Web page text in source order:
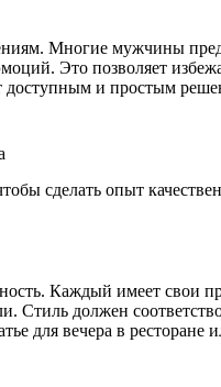
Многие мужчины
Это позволяет
доступным и простым
сделать опыт
Каждый имеет свои
Стиль должен
для вечера в ресторане